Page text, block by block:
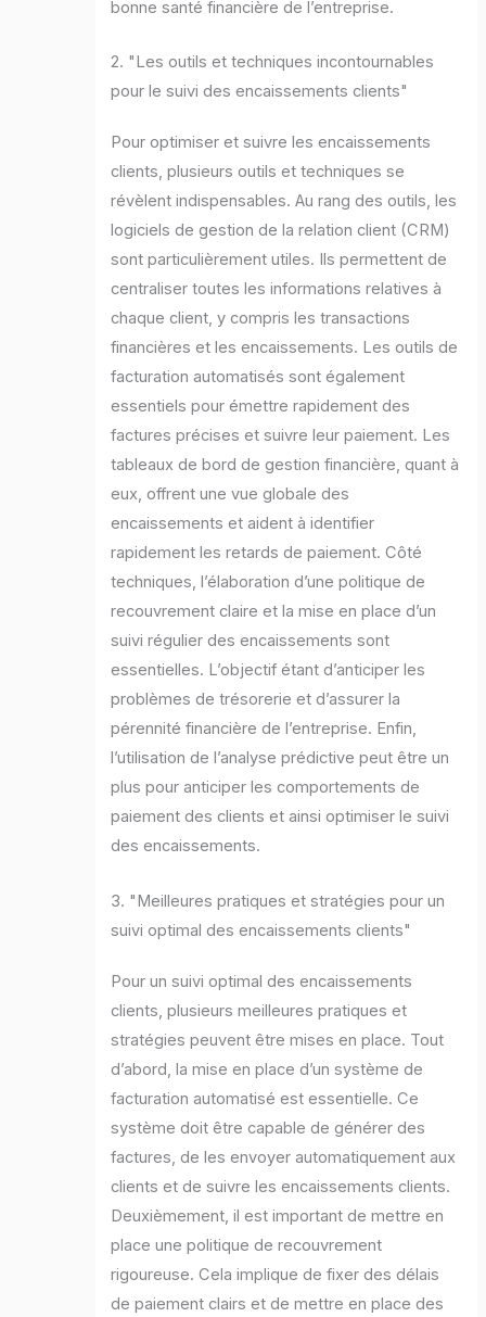
bonne santé financière de l’entreprise.
2. "Les outils et techniques incontournables
pour le suivi des encaissements clients"
Pour optimiser et suivre les encaissements
clients, plusieurs outils et techniques se
révèlent indispensables. Au rang des outils, les
logiciels de gestion de la relation client (CRM)
sont particulièrement utiles. Ils permettent de
centraliser toutes les informations relatives à
chaque client, y compris les transactions
financières et les encaissements. Les outils de
facturation automatisés sont également
essentiels pour émettre rapidement des
factures précises et suivre leur paiement. Les
tableaux de bord de gestion financière, quant à
eux, offrent une vue globale des
encaissements et aident à identifier
rapidement les retards de paiement. Côté
techniques, l’élaboration d’une politique de
recouvrement claire et la mise en place d’un
suivi régulier des encaissements sont
essentielles. L’objectif étant d’anticiper les
problèmes de trésorerie et d’assurer la
pérennité financière de l’entreprise. Enfin,
l’utilisation de l’analyse prédictive peut être un
plus pour anticiper les comportements de
paiement des clients et ainsi optimiser le suivi
des encaissements.
3. "Meilleures pratiques et stratégies pour un
suivi optimal des encaissements clients"
Pour un suivi optimal des encaissements
clients, plusieurs meilleures pratiques et
stratégies peuvent être mises en place. Tout
d’abord, la mise en place d’un système de
facturation automatisé est essentielle. Ce
système doit être capable de générer des
factures, de les envoyer automatiquement aux
clients et de suivre les encaissements clients.
Deuxièmement, il est important de mettre en
place une politique de recouvrement
rigoureuse. Cela implique de fixer des délais
de paiement clairs et de mettre en place des